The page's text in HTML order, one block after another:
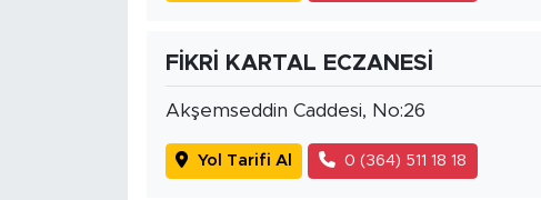
FİKRİ KARTAL ECZANESİ
Akşemseddin Caddesi, No:26
Yol Tarifi Al 0 (364) 511 18 18